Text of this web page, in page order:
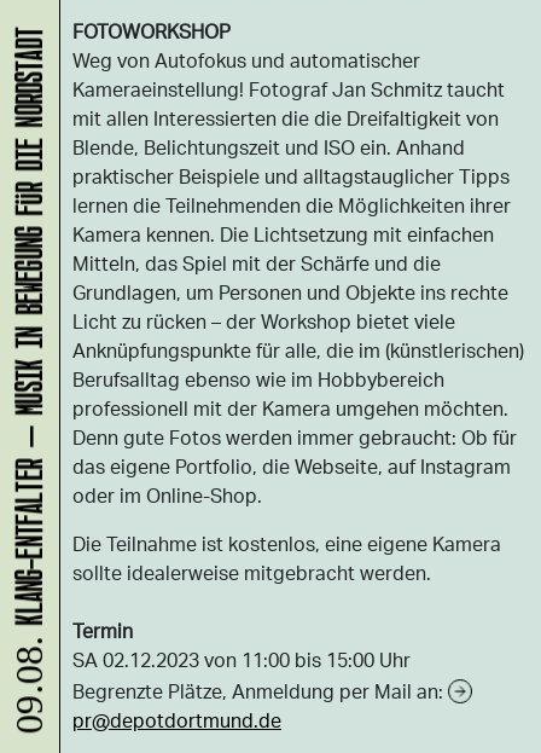
FOTOWORKSHOP
Weg von Autofokus und automatischer
Kameraeinstellung! Fotograf Jan Schmitz taucht
mit allen Interessierten die die Dreifaltigkeit von
Blende, Belichtungszeit und ISO ein. Anhand
praktischer Beispiele und alltagstauglicher Tipps
lernen die Teilnehmenden die Möglichkeiten ihrer
Kamera kennen. Die Lichtsetzung mit einfachen
Mitteln, das Spiel mit der Schärfe und die
Grundlagen, um Personen und Objekte ins rechte
Licht zu rücken – der Workshop bietet viele
Anknüpfungspunkte für alle, die im (künstlerischen)
Berufsalltag ebenso wie im Hobbybereich
professionell mit der Kamera umgehen möchten.
Denn gute Fotos werden immer gebraucht: Ob für
das eigene Portfolio, die Webseite, auf Instagram
oder im Online-Shop.
Die Teilnahme ist kostenlos, eine eigene Kamera
sollte idealerweise mitgebracht werden.
Termin
SA 02.12.2023 von 11:00 bis 15:00 Uhr
Begrenzte Plätze, Anmeldung per Mail an:
pr@depotdortmund.de
09.08.
KLANG-ENTFALTER – MUSIK IN BEWEGUNG FÜR DIE NORDSTADT